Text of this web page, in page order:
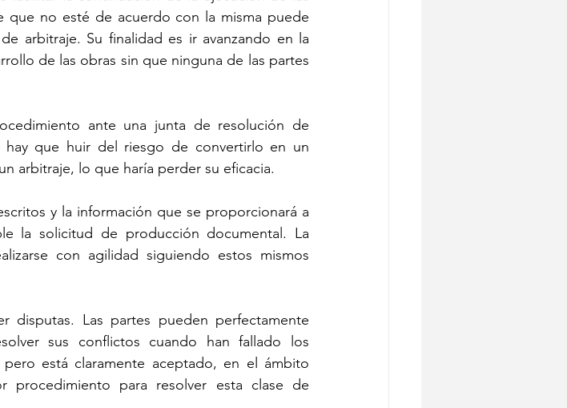
que no esté de acuerdo con la misma puede
arbitraje. Su finalidad es ir avanzando en la
de las obras sin que ninguna de las partes
ante una junta de resolución de
que huir del riesgo de convertirlo en un
arbitraje, lo que haría perder su eficacia.
y la información que se proporcionará a
la solicitud de producción documental. La
con agilidad siguiendo estos mismos
Las partes pueden perfectamente
sus conflictos cuando han fallado los
está claramente aceptado, en el ámbito
procedimiento para resolver esta clase de